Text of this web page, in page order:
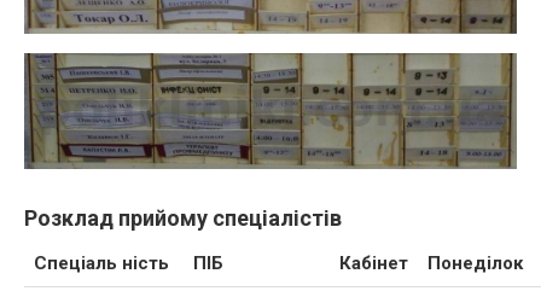
Розклад прийому спеціалістів
Спеціаль ність ПІБ Кабінет Понеділок